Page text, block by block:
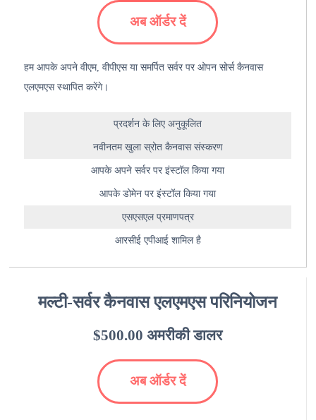
अब ऑर्डर दें
हम आपके अपने वीएम, वीपीएस या समर्पित सर्वर पर ओपन सोर्स कैनवास
एलएमएस स्थापित करेंगे।
प्रदर्शन के लिए अनुकूलित
नवीनतम खुला स्रोत कैनवास संस्करण
आपके अपने सर्वर पर इंस्टॉल किया गया
आपके डोमेन पर इंस्टॉल किया गया
एसएसएल प्रमाणपत्र
आरसीई एपीआई शामिल है
मल्टी-सर्वर कैनवास एलएमएस परिनियोजन
$500.00 अमरीकी डालर
अब ऑर्डर दें